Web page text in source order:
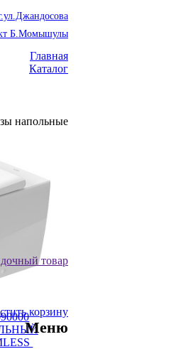
кт Б.Момышулы
Главная
Каталог
товар
корзину
Меню
напольные